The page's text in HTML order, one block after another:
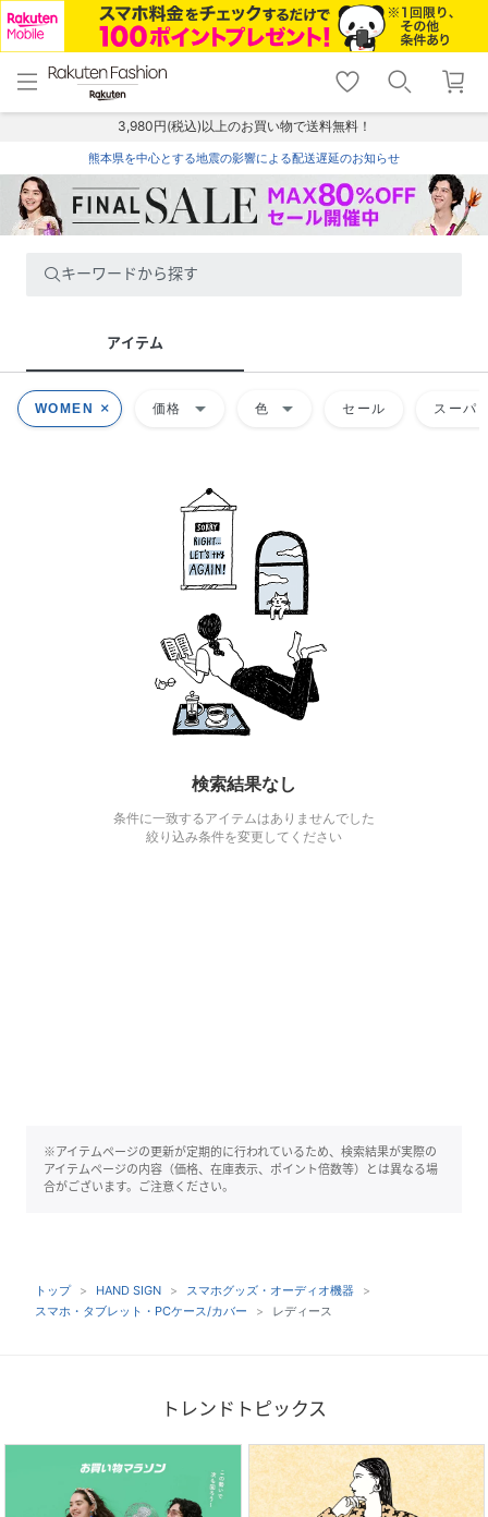
menu home
トップ
shopping_cart lock_outline
ログイン
3,980円(税込)以上のお買い物で送料無料！
熊本県を中心とする地震の影響による配送遅延のお知らせ
キーワードから探す
アイテム
WOMEN 価格 arrow_drop_down 色 arrow_drop_down セール スーパ
検索結果なし
条件に一致するアイテムはありませんでした
絞り込み条件を変更してください
※アイテムページの更新が定期的に行われているため、検索結果が実際の
アイテムページの内容（価格、在庫表示、ポイント倍数等）とは異なる場
合がございます。ご注意ください。
トップ HAND SIGN
スマホグッズ・オーディオ機器
スマホ・タブレット・PCケース/カバー
レディース
トレンドトピックス